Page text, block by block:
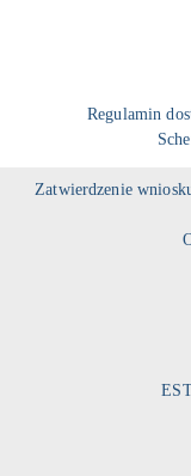
Regulamin
Zatwierdzenie